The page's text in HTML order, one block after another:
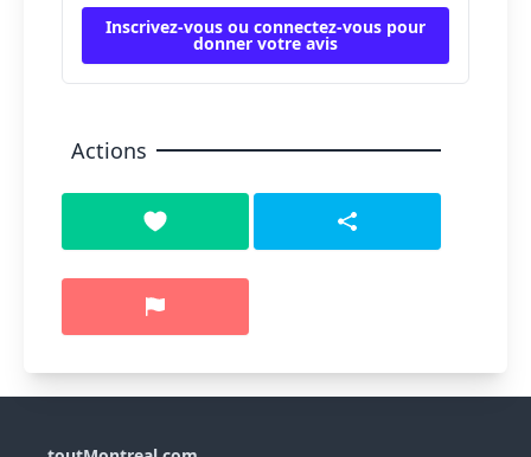
Inscrivez-vous ou connectez-vous pour
donner votre avis
Actions